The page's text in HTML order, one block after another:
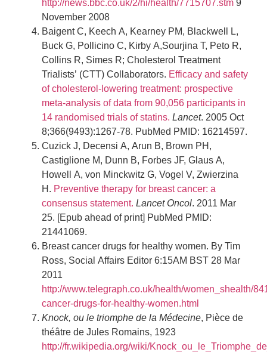
November 2008
Baigent C, Keech A, Kearney PM, Blackwell L,
Buck G, Pollicino C, Kirby A,Sourjina T, Peto R,
Collins R, Simes R; Cholesterol Treatment
Trialists’ (CTT) Collaborators. Efficacy and safety
of cholesterol-lowering treatment: prospective
meta-analysis of data from 90,056 participants in
14 randomised trials of statins. Lancet. 2005 Oct
8;366(9493):1267-78. PubMed PMID: 16214597.
Cuzick J, Decensi A, Arun B, Brown PH,
Castiglione M, Dunn B, Forbes JF, Glaus A,
Howell A, von Minckwitz G, Vogel V, Zwierzina
H. Preventive therapy for breast cancer: a
consensus statement. Lancet Oncol. 2011 Mar
25. [Epub ahead of print] PubMed PMID:
21441069.
Breast cancer drugs for healthy women. By Tim
Ross, Social Affairs Editor 6:15AM BST 28 Mar
2011
http://www.telegraph.co.uk/health/women_shealth/
cancer-drugs-for-healthy-women.html
Knock, ou le triomphe de la Médecine, Pièce de
théâtre de Jules Romains, 1923
http://fr.wikipedia.org/wiki/